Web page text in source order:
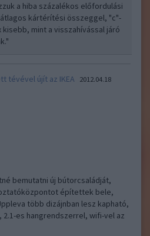
a hiba százalékos előfordulási
kártérítési összeggel, "c"-
kisebb, mint a visszahívással járó
tévével újít az IKEA
2012.04.18
bemutatni új bútorcsaládját,
építettek bele,
több dizájnban lesz kapható,
2.1-es hangrendszerrel, wifi-vel az